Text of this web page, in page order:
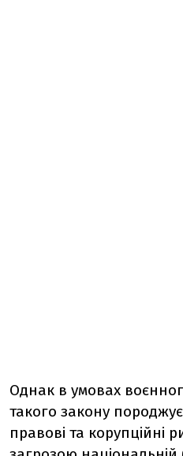
Однак в умовах
такого закону
правові та корупційні